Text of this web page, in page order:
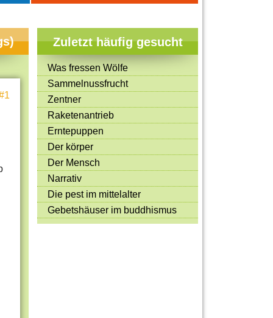
Online-Spiele
Mitmachen & Kreatives
Bücher & Filme
Quiz-Spiele
Spiele & Ideen
Jugendreporter
Rezeptideen
Game-Tests
Reisen, Events & Sport
E-Cards
Zuletzt häufig gesucht
Was fressen Wölfe
Sammelnussfrucht
Zentner
Raketenantrieb
Erntepuppen
Der körper
Der Mensch
Narrativ
Die pest im mittelalter
Gebetshäuser im buddhismus